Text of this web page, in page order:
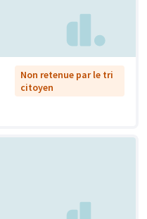
Non retenue par le tri
citoyen